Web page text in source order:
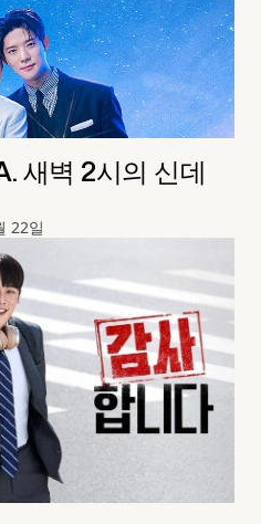
새벽 2시의 신데
22일